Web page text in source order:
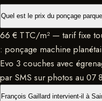
Quel est le prix du ponçage
66 € TTC/m² — tarif fixe
: ponçage machine
Evo 3 couches avec
par SMS sur photos au 07
François Gaillard intervient-il à